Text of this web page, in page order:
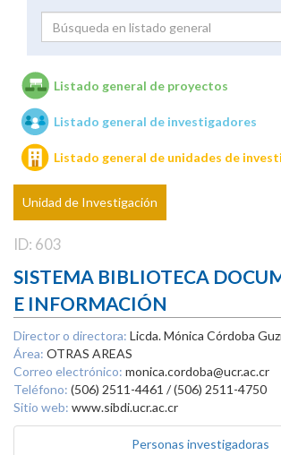
Unidades de investigación
Listado general de proyectos
Listado general de investigadores
Listado general de unidades de
Unidad de Investigación
ID: 603
SISTEMA BIBLIOTECA
E INFORMACIÓN
Director o directora: Licda. Mónica Córdoba
Área: OTRAS AREAS
Correo electrónico: monica.cordoba@ucr.ac.cr
Teléfono: (506) 2511-4461 / (506) 2511-4750
Sitio web: www.sibdi.ucr.ac.cr
Personas investigadoras